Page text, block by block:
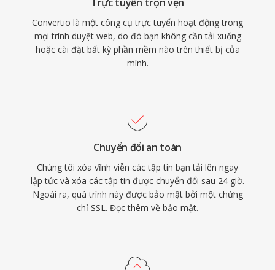
Convertio là một công cụ trực tuyến hoạt động trong
mọi trình duyệt web, do đó bạn không cần tải xuống
hoặc cài đặt bất kỳ phần mềm nào trên thiết bị của
mình.
Chuyển đổi an toàn
Chúng tôi xóa vĩnh viễn các tập tin bạn tải lên ngay
lập tức và xóa các tập tin được chuyển đổi sau 24 giờ.
Ngoài ra, quá trình này được bảo mật bởi một chứng
chỉ SSL. Đọc thêm về bảo mật.